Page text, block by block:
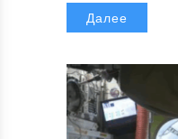
Далее